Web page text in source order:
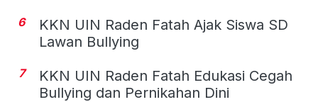
6
KKN UIN Raden Fatah Ajak Siswa SD
Lawan Bullying
7
KKN UIN Raden Fatah Edukasi Cegah
Bullying dan Pernikahan Dini